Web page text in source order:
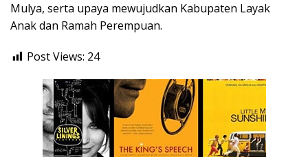
Mulya, serta upaya mewujudkan Kabupaten Layak
Anak dan Ramah Perempuan.
Post Views: 24